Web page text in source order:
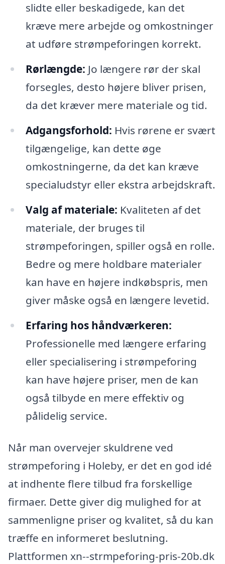
slidte eller beskadigede, kan det
kræve mere arbejde og omkostninger
at udføre strømpeforingen korrekt.
Rørlængde: Jo længere rør der skal
forsegles, desto højere bliver prisen,
da det kræver mere materiale og tid.
Adgangsforhold: Hvis rørene er svært
tilgængelige, kan dette øge
omkostningerne, da det kan kræve
specialudstyr eller ekstra arbejdskraft.
Valg af materiale: Kvaliteten af det
materiale, der bruges til
strømpeforingen, spiller også en rolle.
Bedre og mere holdbare materialer
kan have en højere indkøbspris, men
giver måske også en længere levetid.
Erfaring hos håndværkeren:
Professionelle med længere erfaring
eller specialisering i strømpeforing
kan have højere priser, men de kan
også tilbyde en mere effektiv og
pålidelig service.
Når man overvejer skuldrene ved
strømpeforing i Holeby, er det en god idé
at indhente flere tilbud fra forskellige
firmaer. Dette giver dig mulighed for at
sammenligne priser og kvalitet, så du kan
træffe en informeret beslutning.
Plattformen xn--strmpeforing-pris-20b.dk